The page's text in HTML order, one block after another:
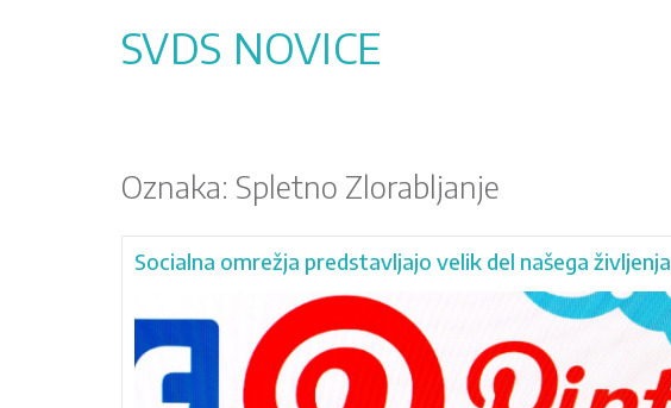
SVDS NOVICE
Oznaka: Spletno Zlorabljanje
Socialna omrežja predstavljajo velik del našega življenja